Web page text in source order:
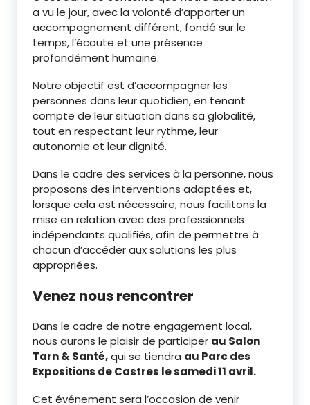
a vu le jour, avec la volonté d’apporter un
accompagnement différent, fondé sur le
temps, l’écoute et une présence
profondément humaine.
Notre objectif est d’accompagner les
personnes dans leur quotidien, en tenant
compte de leur situation dans sa globalité,
tout en respectant leur rythme, leur
autonomie et leur dignité.
Dans le cadre des services à la personne, nous
proposons des interventions adaptées et,
lorsque cela est nécessaire, nous facilitons la
mise en relation avec des professionnels
indépendants qualifiés, afin de permettre à
chacun d’accéder aux solutions les plus
appropriées.
Venez nous rencontrer
Dans le cadre de notre engagement local,
nous aurons le plaisir de participer au Salon
Tarn & Santé,qui se tiendra au Parc des
Expositions de Castres le samedi 11 avril.
Cet événement sera l’occasion de venir